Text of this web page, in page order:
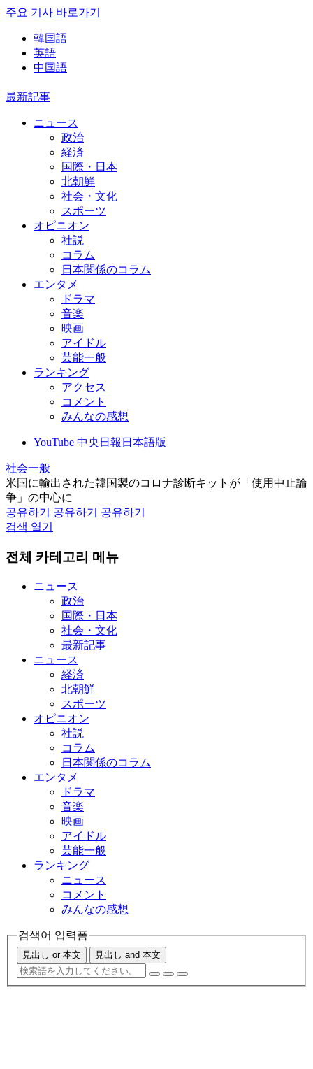
주요 기사 바로가기
韓国語
英語
中国語
最新記事
ニュース
政治
経済
国際・日本
北朝鮮
社会・文化
スポーツ
オピニオン
社説
コラム
日本関係のコラム
エンタメ
ドラマ
音楽
映画
アイドル
芸能一般
ランキング
アクセス
コメント
みんなの感想
YouTube 中央日報日本語版
社会一般
米国に輸出された韓国製のコロナ診断キットが「使用中止論
争」の中心に
공유하기
공유하기
공유하기
검색 열기
전체 카테고리 메뉴
ニュース
政治
国際・日本
社会・文化
最新記事
ニュース
経済
北朝鮮
スポーツ
オピニオン
社説
コラム
日本関係のコラム
エンタメ
ドラマ
音楽
映画
アイドル
芸能一般
ランキング
ニュース
コメント
みんなの感想
검색어 입력폼
見出し or 本文 見出し and 本文